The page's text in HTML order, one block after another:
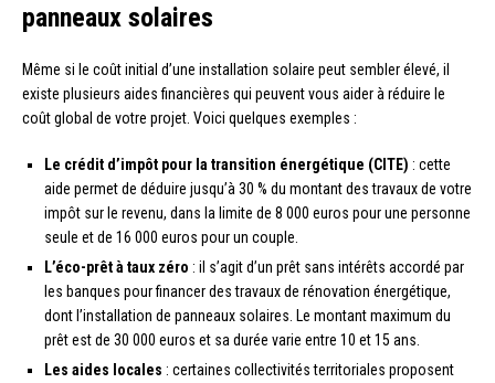
panneaux solaires
Même si le coût initial d’une installation solaire peut sembler élevé, il
existe plusieurs aides financières qui peuvent vous aider à réduire le
coût global de votre projet. Voici quelques exemples :
Le crédit d’impôt pour la transition énergétique (CITE) : cette
aide permet de déduire jusqu’à 30 % du montant des travaux de votre
impôt sur le revenu, dans la limite de 8 000 euros pour une personne
seule et de 16 000 euros pour un couple.
L’éco-prêt à taux zéro : il s’agit d’un prêt sans intérêts accordé par
les banques pour financer des travaux de rénovation énergétique,
dont l’installation de panneaux solaires. Le montant maximum du
prêt est de 30 000 euros et sa durée varie entre 10 et 15 ans.
Les aides locales : certaines collectivités territoriales proposent